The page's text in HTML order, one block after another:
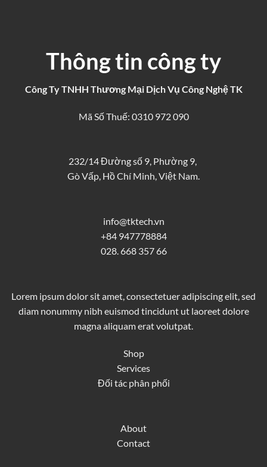
Thông tin công ty
Công Ty TNHH Thương Mại Dịch Vụ Công Nghệ TK
Mã Số Thuế: 0310 972 090
232/14 Đường số 9, Phường 9,
Gò Vấp, Hồ Chí Minh, Việt Nam.
info@tktech.vn
+84 947778884
028. 668 357 66
Lorem ipsum dolor sit amet, consectetuer adipiscing elit, sed
diam nonummy nibh euismod tincidunt ut laoreet dolore
magna aliquam erat volutpat.
Shop
Services
Đối tác phân phối
About
Contact